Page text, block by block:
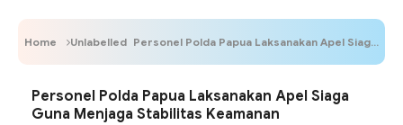
Home Unlabelled Personel Polda Papua Laksanakan Apel Siaga Guna Menjaga Stabilitas Keamanan
Personel Polda Papua Laksanakan Apel Siaga
Guna Menjaga Stabilitas Keamanan